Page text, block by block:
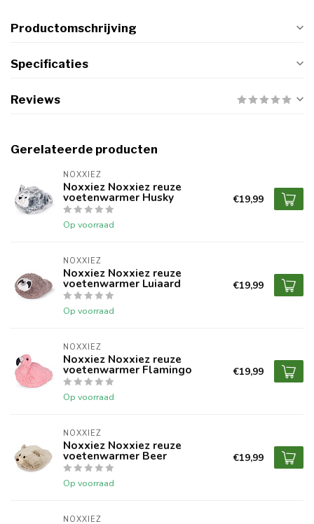
Productomschrijving
Specificaties
Reviews
Gerelateerde producten
NOXXIEZ
Noxxiez Noxxiez reuze
voetenwarmer Husky
Op voorraad
€19,99
NOXXIEZ
Noxxiez Noxxiez reuze
voetenwarmer Luiaard
Op voorraad
€19,99
NOXXIEZ
Noxxiez Noxxiez reuze
voetenwarmer Flamingo
Op voorraad
€19,99
NOXXIEZ
Noxxiez Noxxiez reuze
voetenwarmer Beer
Op voorraad
€19,99
NOXXIEZ